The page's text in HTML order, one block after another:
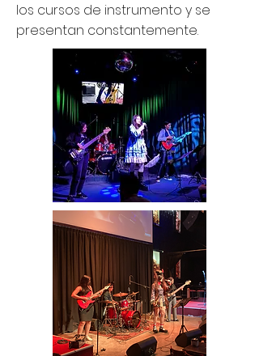
los cursos de instrumento y se
presentan constantemente.